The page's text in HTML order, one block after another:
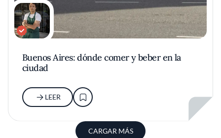
Buenos Aires: dónde comer y beber en la
ciudad
LEER
CARGAR MÁS